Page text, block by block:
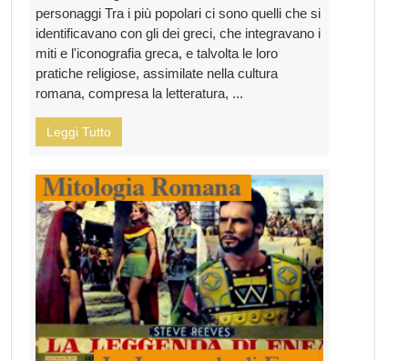
personaggi Tra i più popolari ci sono quelli che si
identificavano con gli dei greci, che integravano i
miti e l'iconografia greca, e talvolta le loro
pratiche religiose, assimilate nella cultura
romana, compresa la letteratura, ...
Leggi Tutto